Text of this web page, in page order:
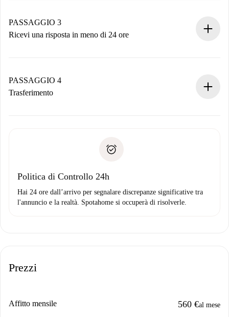
non accetta.
PASSAGGIO 3
Ricevi una risposta in meno di 24 ore
contatto con il proprietario.
Se rifiutata: non ti addebiteremo nulla e ti proporremo
Domiciliazione del pagamento
PASSAGGIO 4
Trasferimento
solo se non segnali problemi.
Politica di Controllo 24h
Hai 24 ore dall’arrivo per segnalare discrepanze significative tra
l'annuncio e la realtà. Spotahome si occuperà di risolverle.
Prezzi
Affitto mensile 560 €al mese